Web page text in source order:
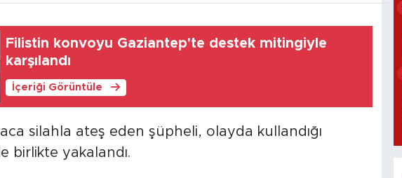
Filistin konvoyu Gaziantep'te destek mitingiyle
karşılandı
İçeriği Görüntüle
silahla ateş eden şüpheli, olayda kullandığı
birlikte yakalandı.